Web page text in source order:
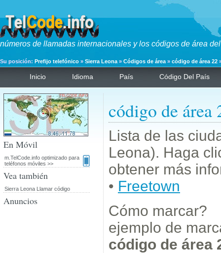
números de llamadas internacionales y los códigos de área
Su posición: Prefijo telefónico » Sierra Leona » Códigos de área » código de área 22
Inicio Idioma País Código Del País
código de área
Lista de las
Leona). Haga
obtener más
• Freetown
Cómo marcar?
ejemplo de
código de área
En Móvil
m.TelCode.info optimizado para
teléfonos móviles >>
Vea también
Sierra Leona Llamar código
Anuncios